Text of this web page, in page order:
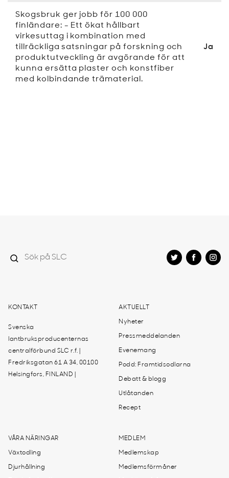
Skogsbruk ger jobb för 100 000
finländare: - Ett ökat hållbart
virkesuttag i kombination med
tillräckliga satsningar på forskning och
produktutveckling är avgörande för att
kunna ersätta plaster och konstfiber
med kolbindande trämaterial.
Ja
KONTAKT
Svenska
lantbruksproducenternas
centralförbund SLC r.f. |
Fredriksgatan 61 A 34, 00100
Helsingfors, FINLAND |
AKTUELLT
Nyheter
Pressmeddelanden
Evenemang
Podd: Framtidsodlarna
Debatt & blogg
Utlåtanden
Recept
VÅRA NÄRINGAR
Växtodling
Djurhållning
MEDLEM
Medlemskap
Medlemsförmåner